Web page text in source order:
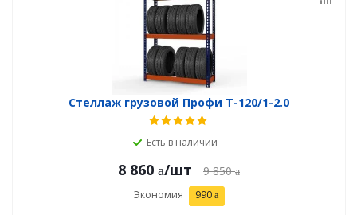
Стеллаж грузовой Профи Т-120/1-2.0
Есть в наличии
8 860 /шт 9 850
Экономия 990